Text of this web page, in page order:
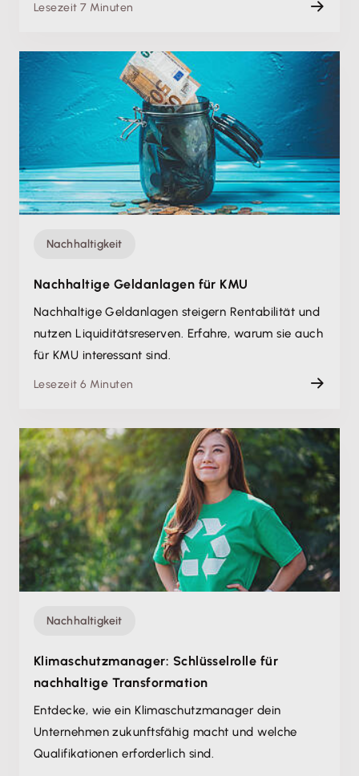
Lesezeit 7 Minuten
Nachhaltigkeit
Nachhaltige Geldanlagen für KMU
Nachhaltige Geldanlagen steigern Rentabilität und
nutzen Liquiditätsreserven. Erfahre, warum sie auch
für KMU interessant sind.
Lesezeit 6 Minuten
Nachhaltigkeit
Klimaschutzmanager: Schlüsselrolle für
nachhaltige Transformation
Entdecke, wie ein Klimaschutzmanager dein
Unternehmen zukunftsfähig macht und welche
Qualifikationen erforderlich sind.